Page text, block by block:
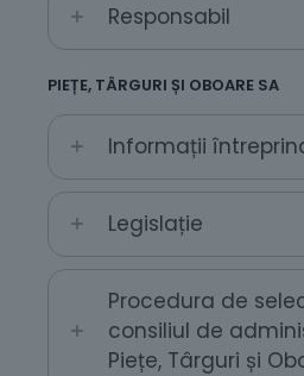
Responsabil
PIEȚE, TÂRGURI ȘI OBOARE SA
Informații
Legislație
Procedura de
consiliul de
Piețe, Târguri și